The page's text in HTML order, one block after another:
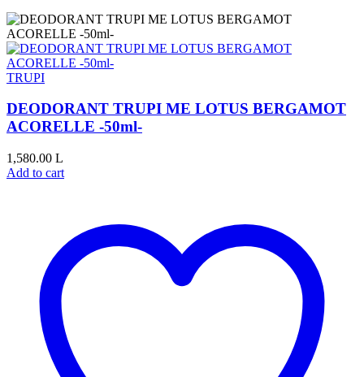
TRUPI
DEODORANT TRUPI ME LOTUS BERGAMOT
ACORELLE -50ml-
1,580.00 L
Add to cart